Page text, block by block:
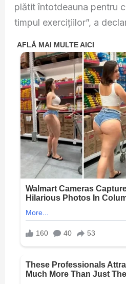
plătit întotdeauna pentru
timpul exercițiilor”, a